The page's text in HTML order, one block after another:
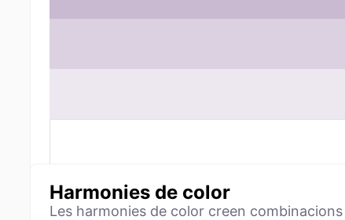
Harmonies de color
Les harmonies de color creen